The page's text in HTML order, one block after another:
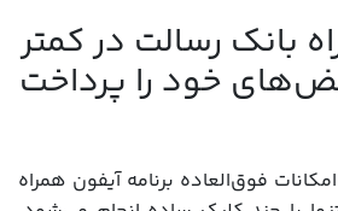
بانک رسالت در کمتر
قبض‌های خود را پرداخت
فوق‌العاده برنامه آیفون همراه